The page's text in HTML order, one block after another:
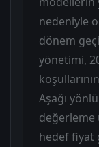
nedeniyle
dönem
yönetimi,
Aşağı
hedef fiyat